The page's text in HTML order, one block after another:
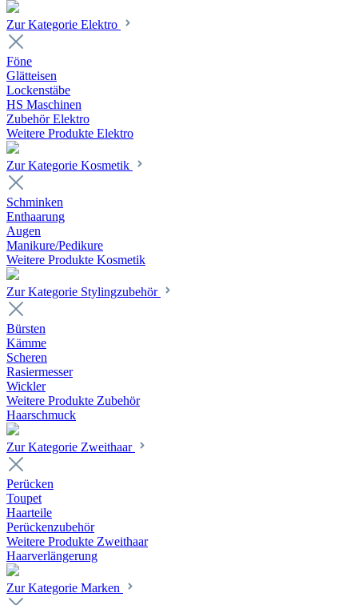
Zur Kategorie Elektro
Föne
Glätteisen
Lockenstäbe
HS Maschinen
Zubehör Elektro
Weitere Produkte Elektro
Zur Kategorie Kosmetik
Schminken
Enthaarung
Augen
Manikure/Pedikure
Weitere Produkte Kosmetik
Zur Kategorie Stylingzubehör
Bürsten
Kämme
Scheren
Rasiermesser
Wickler
Weitere Produkte Zubehör
Haarschmuck
Zur Kategorie Zweithaar
Perücken
Toupet
Haarteile
Perückenzubehör
Weitere Produkte Zweithaar
Haarverlängerung
Zur Kategorie Marken